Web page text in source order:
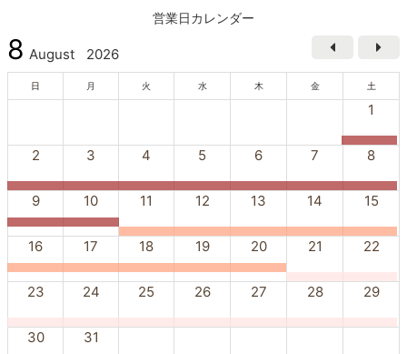
営業日カレンダー
8 August 2026
日 月 火 水 木 金 土
1
2 3 4 5 6 7 8
9 10 11 12 13 14 15
16 17 18 19 20 21 22
23 24 25 26 27 28 29
30 31